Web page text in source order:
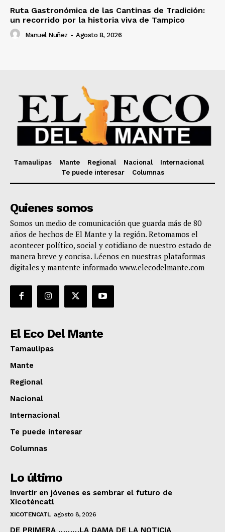
Ruta Gastronómica de las Cantinas de Tradición:
un recorrido por la historia viva de Tampico
Manuel Nuñez - Agosto 8, 2026
Tamaulipas Mante Regional Nacional
Internacional
Te puede interesar
Columnas
Quienes somos
Somos un medio de comunicación que guarda más de 80
años de hechos de El Mante y la región. Retomamos el
acontecer político, social y cotidiano de nuestro estado de
manera breve y concisa. Léenos en nuestras plataformas
digitales y mantente informado www.elecodelmante.com
El Eco Del Mante
Tamaulipas
Mante
Regional
Nacional
Internacional
Te puede interesar
Columnas
Lo último
Invertir en jóvenes es sembrar el futuro de
Xicoténcatl
XICOTENCATL agosto 8, 2026
DE PRIMERA ………LA DAMA DE LA NOTICIA